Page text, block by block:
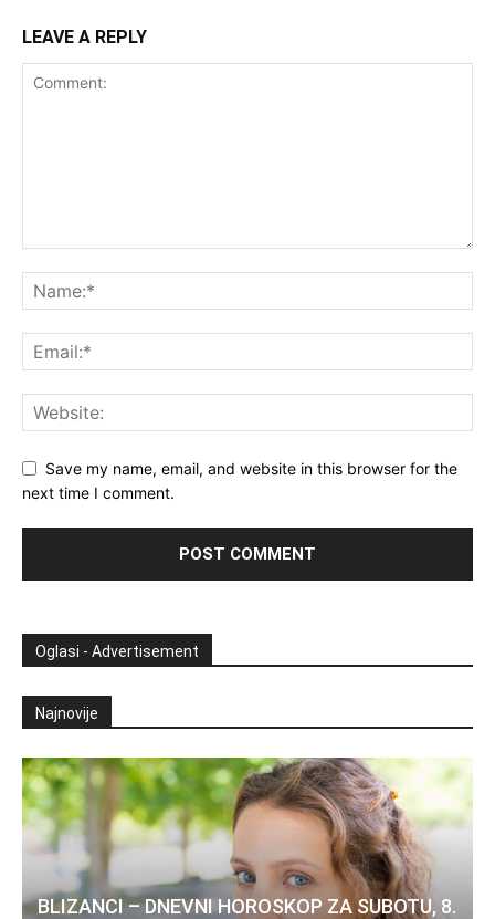
LEAVE A REPLY
Save my name, email, and website in this browser for the
next time I comment.
Oglasi - Advertisement
Najnovije
BLIZANCI – DNEVNI HOROSKOP ZA SUBOTU, 8.